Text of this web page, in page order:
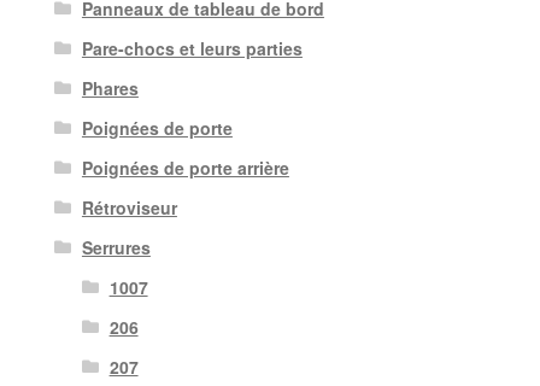
Panneaux de tableau de bord
Pare-chocs et leurs parties
Phares
Poignées de porte
Poignées de porte arrière
Rétroviseur
Serrures
1007
206
207